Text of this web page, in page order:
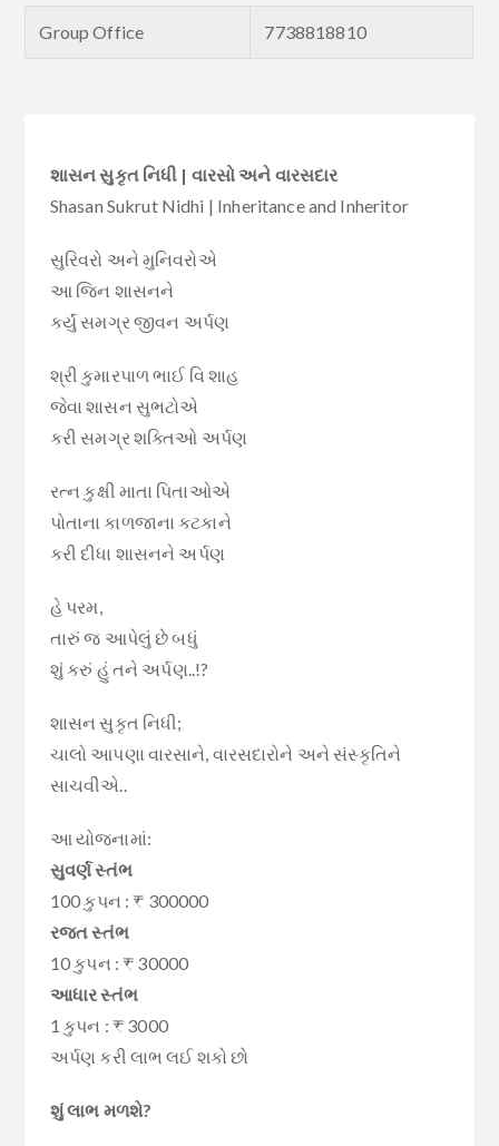
Group Office 7738818810
શાસન સુકૃત નિધી | વારસો અને વારસદાર
Shasan Sukrut Nidhi | Inheritance and Inheritor
સુરિવરો અને મુનિવરોએ
આ જિન શાસનને
કર્યું સમગ્ર જીવન અર્પણ
શ્રી કુમારપાળ ભાઈ વિ શાહ
જેવા શાસન સુભટોએ
કરી સમગ્ર શક્તિઓ અર્પણ
રત્ન કુક્ષી માતા પિતાઓએ
પોતાના કાળજાના કટકાને
કરી દીધા શાસનને અર્પણ
હે પરમ,
તારું જ આપેલું છે બધું
શું કરું હું તને અર્પણ..!?
શાસન સુકૃત નિધી;
ચાલો આપણા વારસાને, વારસદારોને અને સંસ્કૃતિને
સાચવીએ..
આ યોજનામાં:
સુવર્ણ સ્તંભ
100 કુપન : ₹ 300000
રજત સ્તંભ
10 કુપન : ₹ 30000
આધાર સ્તંભ
1 કુપન : ₹ 3000
અર્પણ કરી લાભ લઈ શકો છો
શું લાભ મળશે?